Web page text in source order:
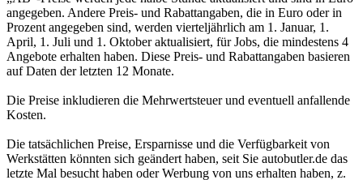
angegeben. Andere Preis- und Rabattangaben, die in Euro oder in
Prozent angegeben sind, werden vierteljährlich am 1. Januar, 1.
April, 1. Juli und 1. Oktober aktualisiert, für Jobs, die mindestens 4
Angebote erhalten haben. Diese Preis- und Rabattangaben basieren
auf Daten der letzten 12 Monate.
Die Preise inkludieren die Mehrwertsteuer und eventuell anfallende
Kosten.
Die tatsächlichen Preise, Ersparnisse und die Verfügbarkeit von
Werkstätten könnten sich geändert haben, seit Sie autobutler.de das
letzte Mal besucht haben oder Werbung von uns erhalten haben, z.